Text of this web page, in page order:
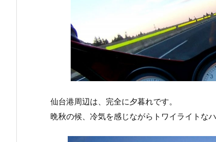
仙台港周辺は、完全に夕暮れです。
晩秋の候、冷気を感じながらトワイライトな